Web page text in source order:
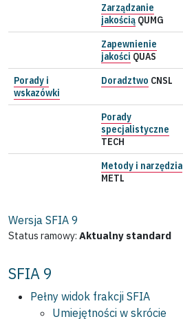
Zarządzanie
jakością QUMG
Zapewnienie
jakości QUAS
Porady i
wskazówki
Doradztwo CNSL
Porady
specjalistyczne
TECH
Metody i narzędzia
METL
Wersja SFIA 9
Status ramowy: Aktualny standard
SFIA 9
Pełny widok frakcji SFIA
Umiejętności w skrócie